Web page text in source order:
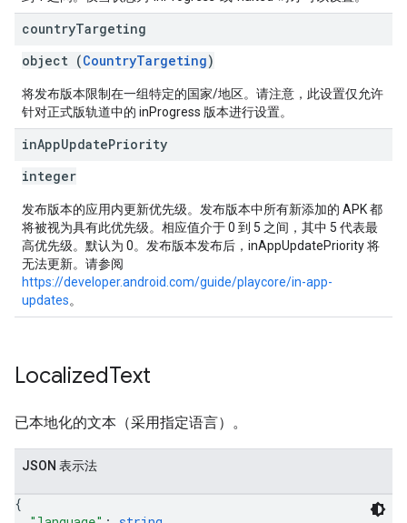
countryTargeting
object (CountryTargeting)
将发布版本限制在一组特定的国家/地区。请注意，此设置仅允许
针对正式版轨道中的 inProgress 版本进行设置。
inAppUpdatePriority
integer
发布版本的应用内更新优先级。发布版本中所有新添加的 APK 都
将被视为具有此优先级。相应值介于 0 到 5 之间，其中 5 代表最
高优先级。默认为 0。发布版本发布后，inAppUpdatePriority 将
无法更新。请参阅
https://developer.android.com/guide/playcore/in-app-
updates。
LocalizedText
已本地化的文本（采用指定语言）。
JSON 表示法
{